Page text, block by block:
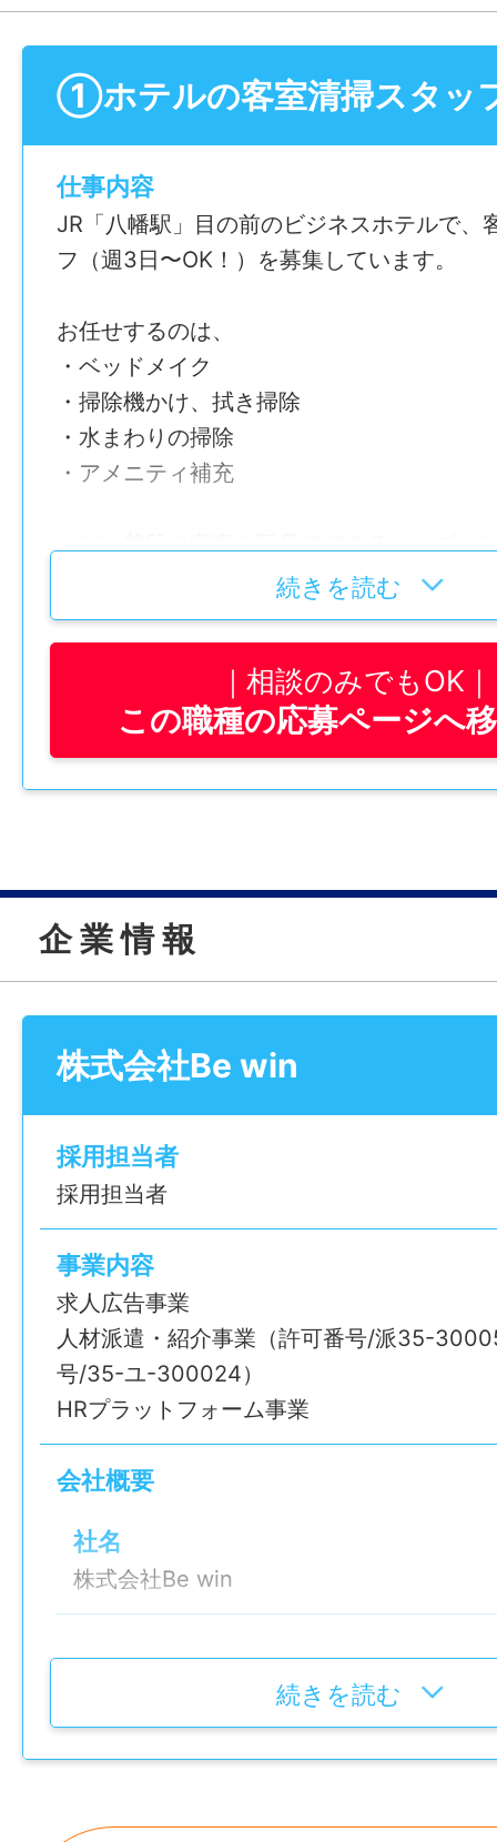
①ホテルの客室清掃スタッ
仕事内容
JR「⼋幡駅」⽬の前のビジネスホテルで、
フ（週3⽇〜OK！）を募集しています。
お任せするのは、
・ベッドメイク
・掃除機かけ、拭き掃除
・⽔まわりの掃除
・アメニティ補充
など、普段の家事の延⻑でできるシンプル
——————
難しい作業はなく、働いている皆さんも清
また、⼦育てなどで仕事は久しぶりという
く始められる内容になっています。
す。
ようになります。
——————
【職場の雰囲気】
スタッフは穏やかな⽅が多く、分からない
基本1⼈で作業を⾏うため、
・必要以上の会話は少なめ
・⼈間関係のストレスを感じにくい
——————
・ダブルワークや扶養内勤務希望の⽅
・未経験から無理なく始めたい⽅
・体を動かす仕事を探している⽅
・週3⽇ペースで⻑く続けたい⽅
・清掃の仕事に集中したい方
「⾃分にもできそうか確認したい」そんな
続きを読む
相談のみでもOK
この職種の応募ページへ
企 業 情 報
株式会社Be win
採用担当者
採用担当者
事業内容
求人広告事業
人材派遣・紹介事業（許可番号/派35-
号/35-ユ-300024）
HRプラットフォーム事業
会社概要
社名
株式会社Be win
代表者
続きを読む